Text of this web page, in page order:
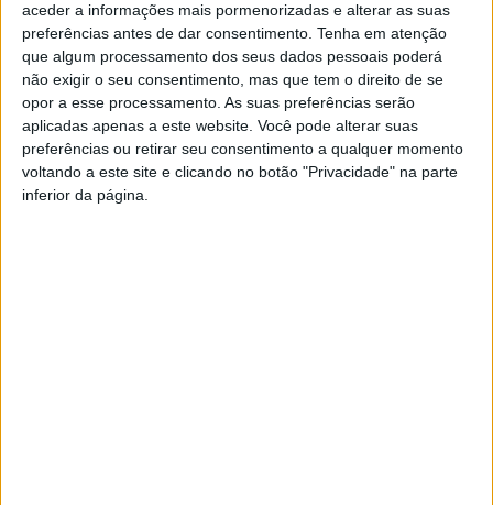
aceder a informações mais pormenorizadas e alterar as suas
preferências antes de dar consentimento. Tenha em atenção
que algum processamento dos seus dados pessoais poderá
não exigir o seu consentimento, mas que tem o direito de se
opor a esse processamento. As suas preferências serão
aplicadas apenas a este website. Você pode alterar suas
preferências ou retirar seu consentimento a qualquer momento
voltando a este site e clicando no botão "Privacidade" na parte
inferior da página.
Em Seniores Femininos, Ana Maria terminou em 3º lugar
(55:26) e Joana Bicho em 5º (1:00:22). Em Veteranas
Femininos V35, Susana Rodrigues alcançou o 10º lugar
(1:02:36) e Susana Belo o 15º (1:17:27). A equipa feminina
conquistou o 2º lugar coletivo.
Na vertente Masculinos, em Veteranos V35, Daniel